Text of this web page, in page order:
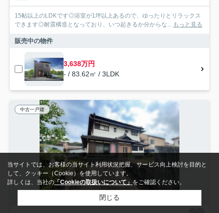
15帖以上のLDKです◎浴室が1坪以上あるので、ゆったりとリラックス
できます◎耐震構造となっており、いつ起きるか分からな... もっと見る
販売中の物件
3,638万円
- / 83.62㎡ / 3LDK
中古一戸建
当サイトでは、お客様の当サイト利用状況把握、サービス向上検討を目的と
して、クッキー（Cookie）を使用しています。
詳しくは、当社の 「Cookieの取扱いについて」 をご確認ください。
閉じる